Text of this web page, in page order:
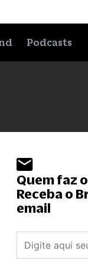
Podcasts
Quem faz
Receba o
email